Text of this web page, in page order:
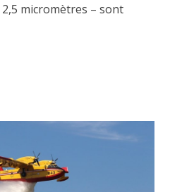
micromètres – sont